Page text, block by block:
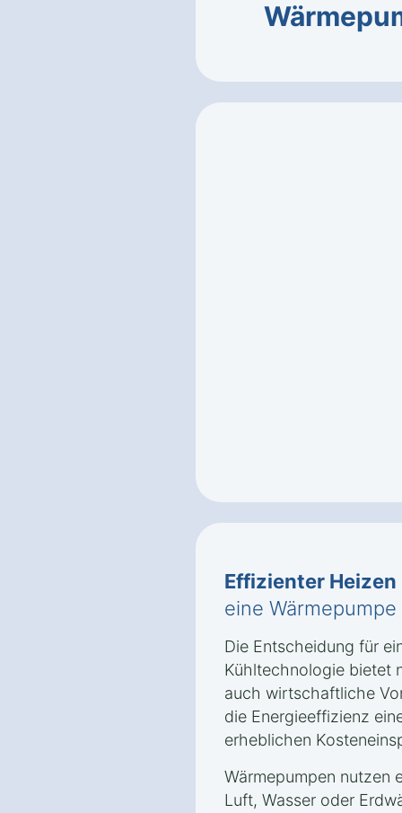
Effizienter Heizen
eine
Die Entscheidung für
Kühltechnologie bietet
auch wirtschaftliche
die Energieeffizienz
erheblichen
Wärmepumpen nutzen
Luft, Wasser oder